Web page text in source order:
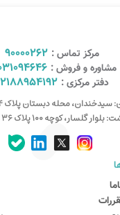
مشاوره و فروش
ارتباط در پیامرسان بله کلیک کنید
مرکز تماس : 90000262
مشاوره و فروش :
دفتر مرکزی :
سیدخندان، محله دبستان پلاک ۷۴ واحد ۴
بلوار گلسار، کوچه ۱۰۰ پلاک ۳۶ واحد ۲